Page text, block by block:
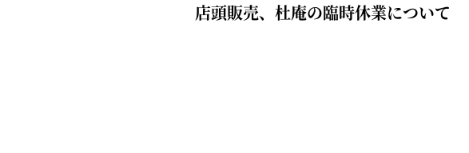
店頭販売、杜庵の臨時休業について